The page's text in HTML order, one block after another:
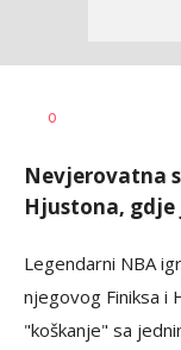
AUTOR
0
Nevjerovatna
Hjustona, gdje
Legendarni NBA
njegovog Finiksa i
"koškanje" sa